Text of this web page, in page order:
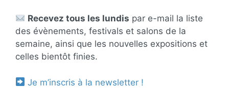
Recevez tous les lundis par e-mail la liste
des évènements, festivals et salons de la
semaine, ainsi que les nouvelles expositions et
celles bientôt finies.
Je m’inscris à la newsletter !